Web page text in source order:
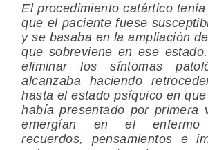
El procedimiento catártico
que el paciente fuese
y se basaba en la ampliación
que sobreviene en ese
eliminar los síntomas
alcanzaba haciendo
hasta el estado psíquico en
había presentado por primera
emergían en el enfermo
recuerdos, pensamientos e